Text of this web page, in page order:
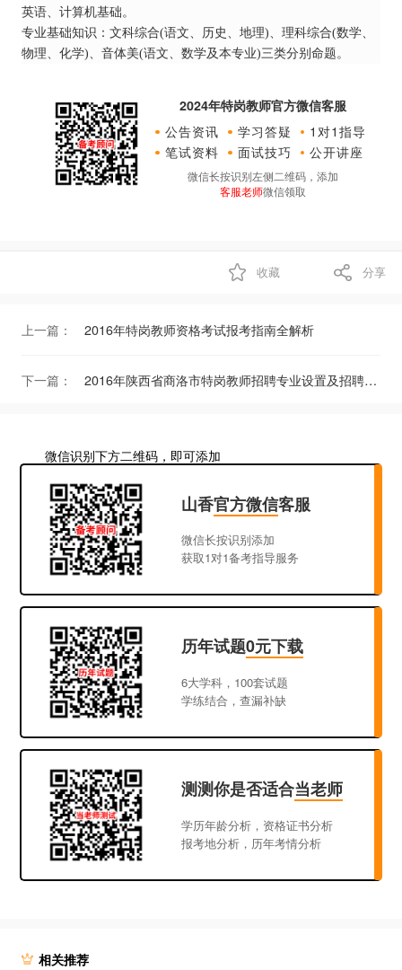
英语、计算机基础。
专业基础知识：文科综合(语文、历史、地理)、理科综合(数学、
物理、化学)、音体美(语文、数学及本专业)三类分别命题。
2024年特岗教师官方微信客服
公告资讯
学习答疑
1对1指导
笔试资料
面试技巧 公开讲座
微信长按识别左侧二维码，添加
客服老师微信领取
收藏 分享
上一篇： 2016年特岗教师资格考试报考指南全解析
下一篇： 2016年陕西省商洛市特岗教师招聘专业设置及招聘条件
微信识别下方二维码，即可添加
山香官方微信客服
微信长按识别添加
获取1对1备考指导服务
历年试题0元下载
6大学科，100套试题
学练结合，查漏补缺
测测你是否适合当老师
学历年龄分析，资格证书分析
报考地分析，历年考情分析
相关推荐